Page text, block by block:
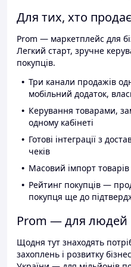
Для тих, хто
Prom — маркетплейс для
Легкий старт, зручне
покупців.
Три канали продажів
мобільний додаток,
Керування товарами,
одному кабінеті
Готові інтеграції з
чеків
Масовий імпорт
Рейтинг покупців —
покупця ще до
Prom — для людей
Щодня тут знаходять
захоплень і розвитку